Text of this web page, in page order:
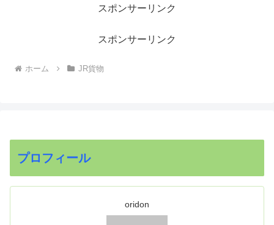
スポンサーリンク
スポンサーリンク
ホーム JR貨物
プロフィール
oridon